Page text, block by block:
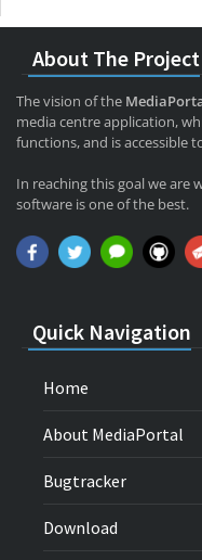
About The Project
The vision of the
media centre application,
functions, and is accessible
In reaching this goal we are
software is one of the best.
Quick Navigation
Home
About MediaPortal
Bugtracker
Download